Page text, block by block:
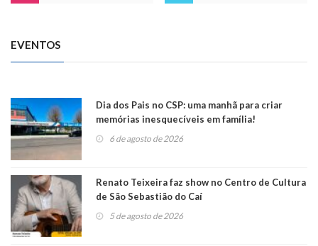
EVENTOS
Dia dos Pais no CSP: uma manhã para criar
memórias inesquecíveis em família!
6 de agosto de 2026
Renato Teixeira faz show no Centro de Cultura
de São Sebastião do Caí
5 de agosto de 2026